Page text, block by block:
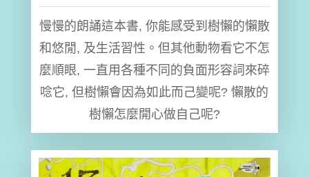
慢慢的朗誦這本書, 你能感受到樹懶的懶散
和悠閒, 及生活習性。但其他動物看它不怎
麼順眼, 一直用各種不同的負面形容詞來碎
唸它, 但樹懶會因為如此而己變呢? 懶散的
樹懶怎麼開心做自己呢?